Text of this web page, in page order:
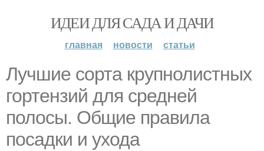
ИДЕИ ДЛЯ САДА И ДАЧИ
главная новости статьи
Лучшие сорта крупнолистных
гортензий для средней
полосы. Общие правила
посадки и ухода